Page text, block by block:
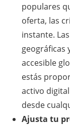
populares
oferta, las
instante.
geográficas
accesible
estás
activo
desde
Ajusta tu